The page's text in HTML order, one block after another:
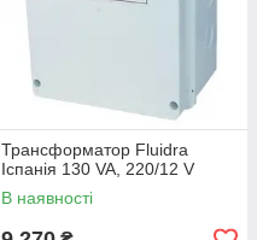
Трансформатор Fluidra
Іспанія 130 VA, 220/12 V
В наявності